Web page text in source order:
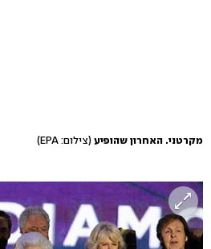
מקרטני. האחרון שהופיע (צילום: EPA)